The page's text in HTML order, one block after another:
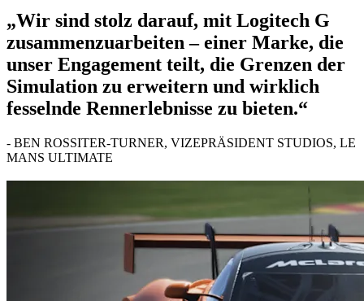
„Wir sind stolz darauf, mit Logitech G
zusammenzuarbeiten – einer Marke, die
unser Engagement teilt, die Grenzen der
Simulation zu erweitern und wirklich
fesselnde Rennerlebnisse zu bieten.“
- BEN ROSSITER-TURNER, VIZEPRÄSIDENT STUDIOS, LE
MANS ULTIMATE